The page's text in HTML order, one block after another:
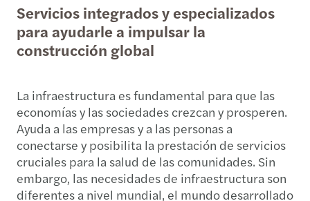
Servicios integrados y especializados
para ayudarle a impulsar la
construcción global
La infraestructura es fundamental para que las
economías y las sociedades crezcan y prosperen.
Ayuda a las empresas y a las personas a
conectarse y posibilita la prestación de servicios
cruciales para la salud de las comunidades. Sin
embargo, las necesidades de infraestructura son
diferentes a nivel mundial, el mundo desarrollado